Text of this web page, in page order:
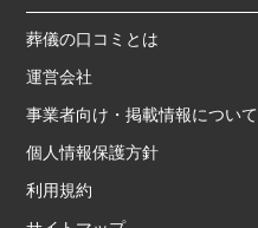
葬儀の口コミとは
運営会社
事業者向け・掲載情報について
個人情報保護方針
利用規約